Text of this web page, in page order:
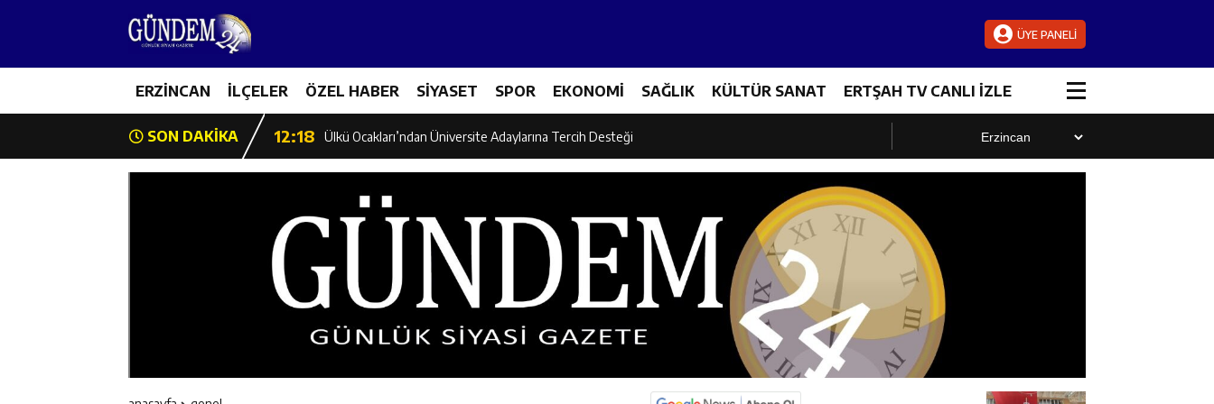
ÜYE PANELİ
ERZİNCAN İLÇELER ÖZEL HABER SİYASET SPOR EKONOMİ SAĞLIK KÜLTÜR SANAT ERTŞAH TV CANLI İZLE
SON DAKİKA
12:19 Umre Ödüllü Bilgi Yarışmasının Kazananları Kutsal Topraklara Uğurlandı
12:18 Ülkü Ocakları’ndan Üniversite Adaylarına Tercih Desteği
12:16 Vali Yardımcıları Canpolat ve Kaya, Mehmet Zengin’in Cenaze Törenine Katıldı
12:16 Kaymakam Mehmet Furkan Taşkıran, Tamer Asansör’ün Açılışına Katıldı
Geleceğin Hafızlarına Ziyaret: Burhan İşliyen Erzincan’da Kur’an Kursu Öğrencileriyle Buluştu